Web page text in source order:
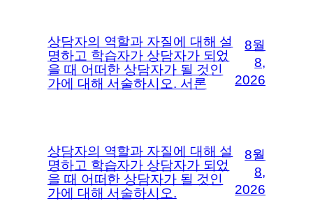
상담자의 역할과 자질에 대해 설
명하고 학습자가 상담자가 되었
을 때 어떠한 상담자가 될 것인
가에 대해 서술하시오. 서론
8월
8,
2026
상담자의 역할과 자질에 대해 설
명하고 학습자가 상담자가 되었
을 때 어떠한 상담자가 될 것인
가에 대해 서술하시오.
8월
8,
2026